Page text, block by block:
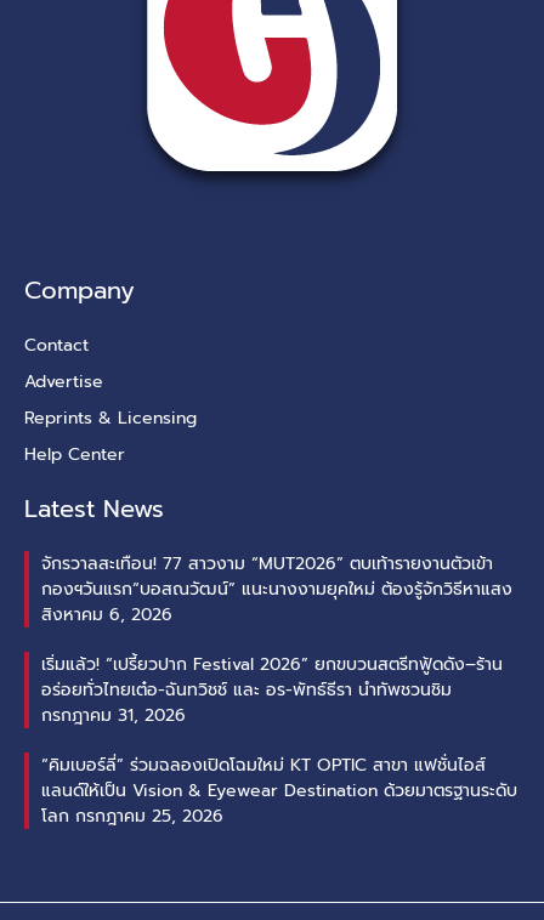
Company
Contact
Advertise
Reprints & Licensing
Help Center
Latest News
จักรวาลสะเทือน! 77 สาวงาม “MUT2026” ตบเท้ารายงานตัวเข้า
กองฯวันแรก“บอสณวัฒน์” แนะนางงามยุคใหม่ ต้องรู้จักวิธีหาแสง
สิงหาคม 6, 2026
เริ่มแล้ว! “เปรี้ยวปาก Festival 2026” ยกขบวนสตรีทฟู้ดดัง–ร้าน
อร่อยทั่วไทยเต๋อ-ฉันทวิชช์ และ อร-พัทธ์ธีรา นำทัพชวนชิม
กรกฎาคม 31, 2026
“คิมเบอร์ลี่” ร่วมฉลองเปิดโฉมใหม่ KT OPTIC สาขา แฟชั่นไอส์
แลนด์ให้เป็น Vision & Eyewear Destination ด้วยมาตรฐานระดับ
โลก กรกฎาคม 25, 2026